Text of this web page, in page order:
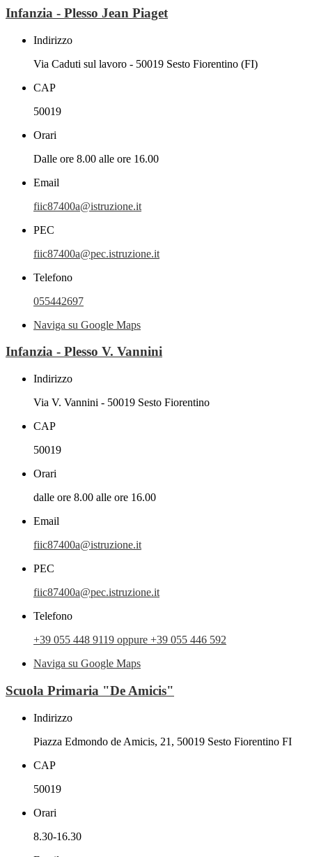
Infanzia - Plesso Jean Piaget
Indirizzo
Via Caduti sul lavoro - 50019 Sesto Fiorentino (FI)
CAP
50019
Orari
Dalle ore 8.00 alle ore 16.00
Email
fiic87400a@istruzione.it
PEC
fiic87400a@pec.istruzione.it
Telefono
055442697
Naviga su Google Maps
Infanzia - Plesso V. Vannini
Indirizzo
Via V. Vannini - 50019 Sesto Fiorentino
CAP
50019
Orari
dalle ore 8.00 alle ore 16.00
Email
fiic87400a@istruzione.it
PEC
fiic87400a@pec.istruzione.it
Telefono
+39 055 448 9119 oppure +39 055 446 592
Naviga su Google Maps
Scuola Primaria "De Amicis"
Indirizzo
Piazza Edmondo de Amicis, 21, 50019 Sesto Fiorentino FI
CAP
50019
Orari
8.30-16.30